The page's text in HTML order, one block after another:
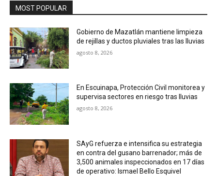
MOST POPULAR
Gobierno de Mazatlán mantiene limpieza
de rejillas y ductos pluviales tras las lluvias
agosto 8, 2026
En Escuinapa, Protección Civil monitorea y
supervisa sectores en riesgo tras lluvias
agosto 8, 2026
SAyG refuerza e intensifica su estrategia
en contra del gusano barrenador; más de
3,500 animales inspeccionados en 17 días
de operativo: Ismael Bello Esquivel